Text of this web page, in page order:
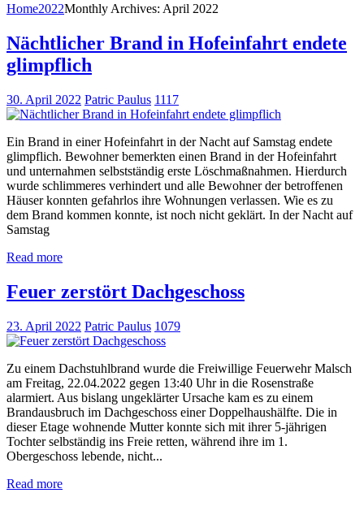
Home2022Monthly Archives: April 2022
Nächtlicher Brand in Hofeinfahrt endete
glimpflich
30. April 2022 Patric Paulus 1117
Ein Brand in einer Hofeinfahrt in der Nacht auf Samstag endete
glimpflich. Bewohner bemerkten einen Brand in der Hofeinfahrt
und unternahmen selbstständig erste Löschmaßnahmen. Hierdurch
wurde schlimmeres verhindert und alle Bewohner der betroffenen
Häuser konnten gefahrlos ihre Wohnungen verlassen. Wie es zu
dem Brand kommen konnte, ist noch nicht geklärt. In der Nacht auf
Samstag
Read more
Feuer zerstört Dachgeschoss
23. April 2022 Patric Paulus 1079
Zu einem Dachstuhlbrand wurde die Freiwillige Feuerwehr Malsch
am Freitag, 22.04.2022 gegen 13:40 Uhr in die Rosenstraße
alarmiert. Aus bislang ungeklärter Ursache kam es zu einem
Brandausbruch im Dachgeschoss einer Doppelhaushälfte. Die in
dieser Etage wohnende Mutter konnte sich mit ihrer 5-jährigen
Tochter selbständig ins Freie retten, während ihre im 1.
Obergeschoss lebende, nicht...
Read more